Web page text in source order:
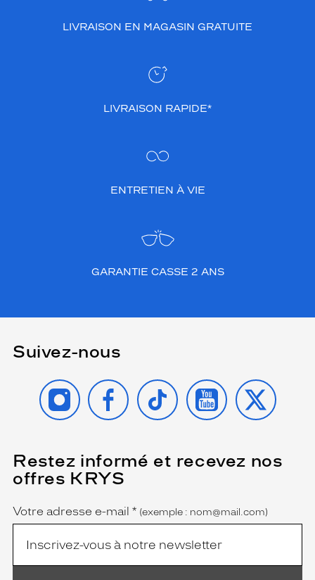
LIVRAISON EN MAGASIN GRATUITE
LIVRAISON RAPIDE*
ENTRETIEN À VIE
GARANTIE CASSE 2 ANS
Suivez-nous
INSTAGRAMFACEBOOK
TIKTOK YOUTUBE
X
Restez informé et recevez nos
offres KRYS
Name
Votre adresse e-mail *
(Ce
champ
est
(exemple : nom@mail.com)